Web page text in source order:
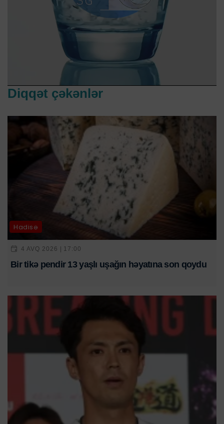
Diqqət çəkənlər
Hadisə
4 AVQ 2026 | 17:00
Bir tikə pendir 13 yaşlı uşağın həyatına son qoydu